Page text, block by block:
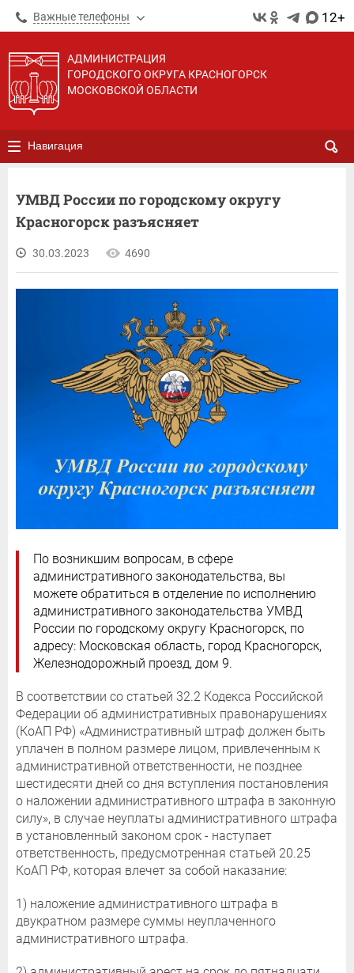
Важные телефоны 12+
АДМИНИСТРАЦИЯ
ГОРОДСКОГО ОКРУГА КРАСНОГОРСК
МОСКОВСКОЙ ОБЛАСТИ
Навигация
УМВД России по городскому округу
Красногорск разъясняет
30.03.2023 4690
По возникшим вопросам, в сфере
административного законодательства, вы
можете обратиться в отделение по исполнению
административного законодательства УМВД
России по городскому округу Красногорск, по
адресу: Московская область, город Красногорск,
Железнодорожный проезд, дом 9.
В соответствии со статьей 32.2 Кодекса Российской
Федерации об административных правонарушениях
(КоАП РФ) «Административный штраф должен быть
уплачен в полном размере лицом, привлеченным к
административной ответственности, не позднее
шестидесяти дней со дня вступления постановления
о наложении административного штрафа в законную
силу», в случае неуплаты административного штрафа
в установленный законом срок - наступает
ответственность, предусмотренная статьей 20.25
КоАП РФ, которая влечет за собой наказание:
1) наложение административного штрафа в
двукратном размере суммы неуплаченного
административного штрафа.